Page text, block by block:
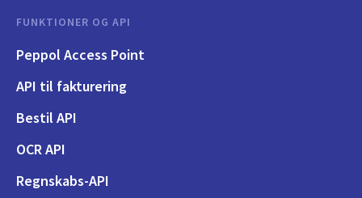
FUNKTIONER OG API
Peppol Access Point
API til fakturering
Bestil API
OCR API
Regnskabs-API